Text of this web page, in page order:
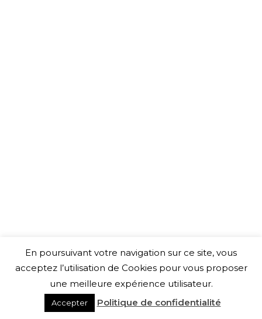
En poursuivant votre navigation sur ce site, vous
acceptez l’utilisation de Cookies pour vous proposer
une meilleure expérience utilisateur.
Accepter Politique de confidentialité